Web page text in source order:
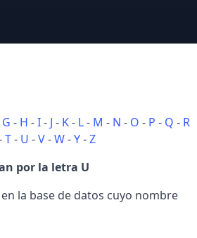
G - H -I- J - K- L- M - N - O - P - Q - R
T- U -V-W-Y-Z
por la letra U
la base de datos cuyo nombre